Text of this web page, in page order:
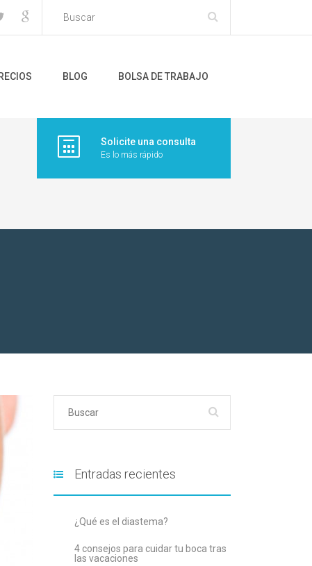
BLOG BOLSA DE TRABAJO
Solicite una consulta
Es lo más rápido
Entradas recientes
¿Qué es el diastema?
4 consejos para cuidar tu boca tras
las vacaciones